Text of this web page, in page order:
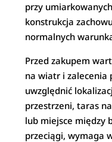
przy
konstrukcja
normalnych
Przed zakupem
na wiatr i zalecenia
uwzględnić
przestrzeni, taras
lub miejsce między
przeciągi, wymaga